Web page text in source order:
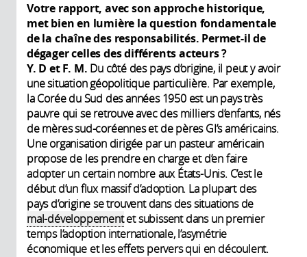
Votre rapport, avec son approche historique,
met bien en lumière la question fondamentale
de la chaîne des responsabilités. Permet-il de
dégager celles des différents acteurs ?
Y. D et F. M. Du côté des pays d’origine, il peut y avoir
une situation géopolitique particulière. Par exemple,
la Corée du Sud des années 1950 est un pays très
pauvre qui se retrouve avec des milliers d’enfants, nés
de mères sud-coréennes et de pères GI’s américains.
Une organisation dirigée par un pasteur américain
propose de les prendre en charge et d’en faire
adopter un certain nombre aux États-Unis. C’est le
début d’un flux massif d’adoption. La plupart des
pays d’origine se trouvent dans des situations de
mal-développementet subissent dans un premier
temps l’adoption internationale, l’asymétrie
économique et les effets pervers qui en découlent.